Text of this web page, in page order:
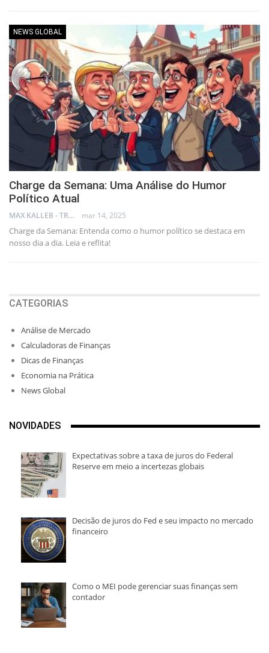
NEWS GLOBAL
Charge da Semana: Uma Análise do Humor
Político Atual
MAX KALLEB - TRADER mar 14, 2025
Charge da Semana: Entenda como o humor político se destaca em
nosso dia a dia. Leia e reflita!
CATEGORIAS
Análise de Mercado
Calculadoras de Finanças
Dicas de Finanças
Economia na Prática
News Global
NOVIDADES
Expectativas sobre a taxa de juros do Federal
Reserve em meio a incertezas globais
Decisão de juros do Fed e seu impacto no mercado
financeiro
Como o MEI pode gerenciar suas finanças sem
contador